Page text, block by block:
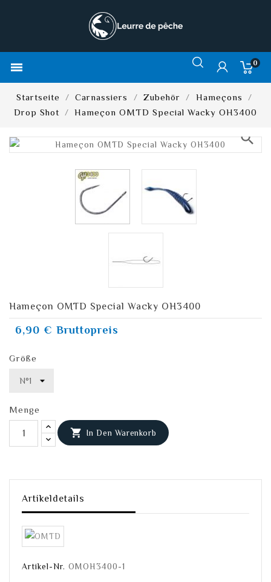
 0
Startseite Carnassiers Zubehör
Hameçons
Drop Shot
Hameçon OMTD Special Wacky OH3400
search
Hameçon OMTD Special Wacky OH3400
6,90 € Bruttopreis
Größe
Menge
 In Den Warenkorb
Artikeldetails
Artikel-Nr. OMOH3400-1